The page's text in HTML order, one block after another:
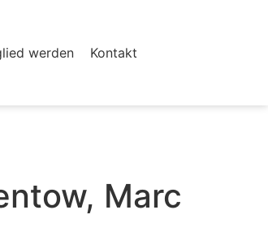
werden Kontakt
Marc